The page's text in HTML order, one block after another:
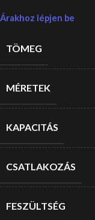
Árakhoz lépjen be
TÖMEG
MÉRETEK
KAPACITÁS
CSATLAKOZÁS
FESZÜLTSÉG